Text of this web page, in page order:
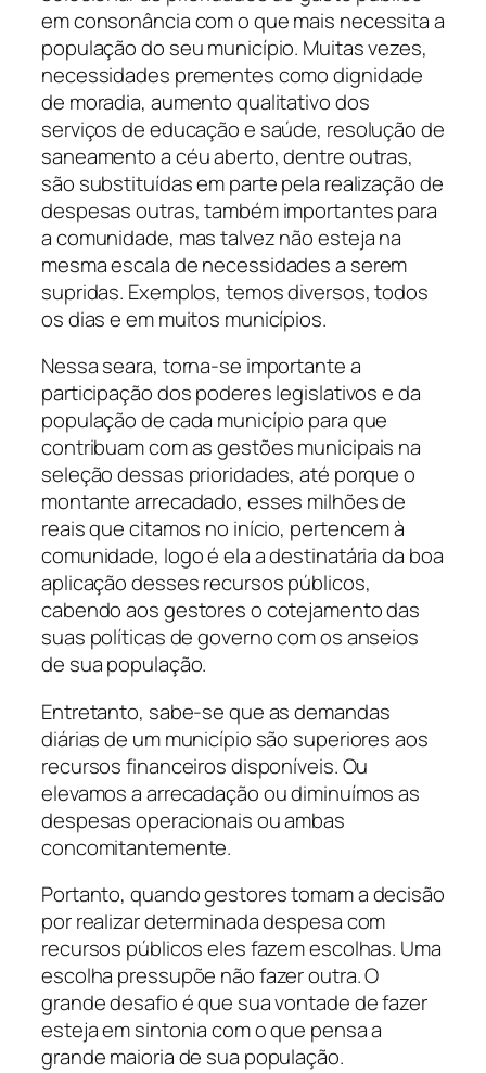
em consonância com o que mais necessita a
população do seu município. Muitas vezes,
necessidades prementes como dignidade
de moradia, aumento qualitativo dos
serviços de educação e saúde, resolução de
saneamento a céu aberto, dentre outras,
são substituídas em parte pela realização de
despesas outras, também importantes para
a comunidade, mas talvez não esteja na
mesma escala de necessidades a serem
supridas. Exemplos, temos diversos, todos
os dias e em muitos municípios.
Nessa seara, torna-se importante a
participação dos poderes legislativos e da
população de cada município para que
contribuam com as gestões municipais na
seleção dessas prioridades, até porque o
montante arrecadado, esses milhões de
reais que citamos no início, pertencem à
comunidade, logo é ela a destinatária da boa
aplicação desses recursos públicos,
cabendo aos gestores o cotejamento das
suas políticas de governo com os anseios
de sua população.
Entretanto, sabe-se que as demandas
diárias de um município são superiores aos
recursos financeiros disponíveis. Ou
elevamos a arrecadação ou diminuímos as
despesas operacionais ou ambas
concomitantemente.
Portanto, quando gestores tomam a decisão
por realizar determinada despesa com
recursos públicos eles fazem escolhas. Uma
escolha pressupõe não fazer outra. O
grande desafio é que sua vontade de fazer
esteja em sintonia com o que pensa a
grande maioria de sua população.